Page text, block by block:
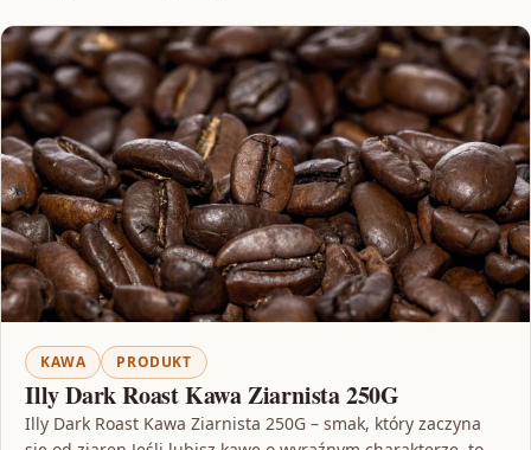
KAWA PRODUKT
Illy Dark Roast Kawa Ziarnista 250G
Illy Dark Roast Kawa Ziarnista 250G – smak, który zaczyna